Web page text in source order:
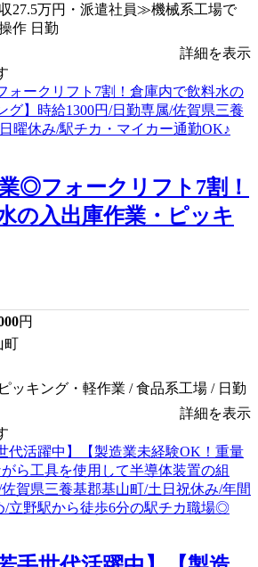
27.5万円・派遣社員≫機械系工場で
作 日勤
詳細を表示
◎フォークリフト7割！
の入出庫作業・ピッキ
円
町
ッキング・軽作業 / 食品系工場 / 日勤
詳細を表示